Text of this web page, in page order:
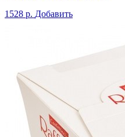
1528 р. Добавить